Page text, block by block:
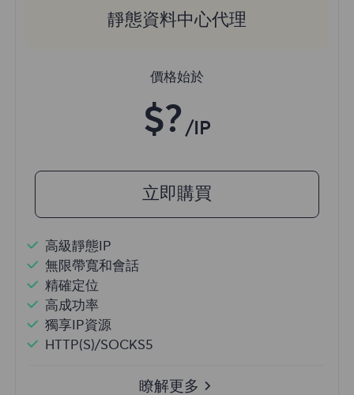
靜態資料中心代理
價格始於
$? /IP
立即購買
高級靜態IP
無限帶寬和會話
精確定位
高成功率
獨享IP資源
HTTP(S)/SOCKS5
瞭解更多